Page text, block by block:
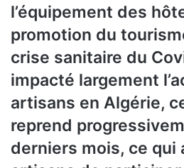
l’équipement des
promotion du
crise sanitaire du
impacté largement
artisans en Algérie,
reprend
derniers mois, ce qui